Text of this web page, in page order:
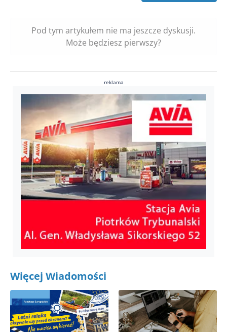
Pod tym artykułem nie ma jeszcze dyskusji.
Może będziesz pierwszy?
reklama
Więcej Wiadomości